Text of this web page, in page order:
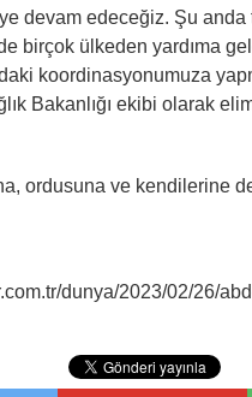
devam edeceğiz. Şu
birçok ülkeden yardıma
koordinasyonumuza
Bakanlığı ekibi olarak
ordusuna ve kendilerine
dunya/2023/02/26/